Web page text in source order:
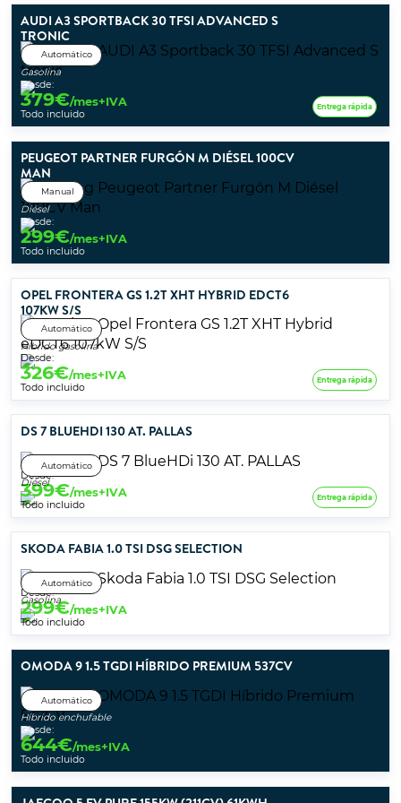
AUDI A3 SPORTBACK 30 TFSI ADVANCED S
TRONIC
Automático
Gasolina
Desde:
379€/mes+IVA
Todo incluido
Entrega rápida
PEUGEOT PARTNER FURGÓN M DIÉSEL 100CV
MAN
Manual
Diésel
Desde:
299€/mes+IVA
Todo incluido
OPEL FRONTERA GS 1.2T XHT HYBRID EDCT6
107KW S/S
Automático
Híbrido gasolina
Desde:
326€/mes+IVA
Todo incluido
Entrega rápida
DS 7 BLUEHDI 130 AT. PALLAS
Automático
Diésel
Desde:
399€/mes+IVA
Todo incluido
Entrega rápida
SKODA FABIA 1.0 TSI DSG SELECTION
Automático
Gasolina
Desde:
299€/mes+IVA
Todo incluido
OMODA 9 1.5 TGDI HÍBRIDO PREMIUM 537CV
Automático
Híbrido enchufable
Desde:
644€/mes+IVA
Todo incluido